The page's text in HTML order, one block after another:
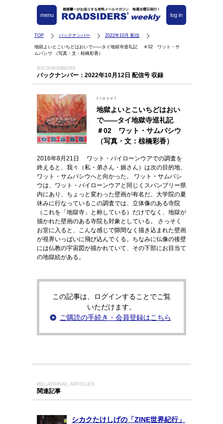
都築響一がお送りする有料メールマガジン 毎週水曜日発行！
log in
menu
TOP バックナンバー 2022年10月 配信
地獄よいとこいちどはおいで――タイ地獄寺巡礼記 ＃02 ワット・サ
ムパシウ （写真・文：椋橋彩香）
BACKNUMBERS
バックナンバー：2022年10月12日 配信号 収録
travel
地獄よいとこいちどはおい
で――タイ地獄寺巡礼記
＃02 ワット・サムパシウ
（写真・文：椋橋彩香）
2016年8月21日 ワット・パイローンウアでの調査を
終えると、我々（私・弟さん・娘さん）は次の目的地、
ワット・サムパシウへと向かった。 ワット・サムパシ
ウは、ワット・パイローンウアと同じくスパンブリー県
内にあり、ちょっと変わった壁画が有名だ。大学院の夏
休みに行なっているこの調査では、立体像のある寺院
（これを「地獄寺」と称している）だけでなく、地獄が
描かれた壁画のある寺院も対象としている。 さっそく
お堂に入ると、こんな感じで隙間なく描き込まれた壁画
が視界いっぱいに飛び込んでくる。ちなみに仏像の後壁
には仏教の宇宙図が描かれていて、その下部にお目当て
の地獄絵がある。
この記事は、ログインすることでご覧
いただけます。
ご購読の手続き・会員登録はこちら
RELATIONAL ARTICLES
関連記事
シカクたけしげの「ZINE世界紀行」